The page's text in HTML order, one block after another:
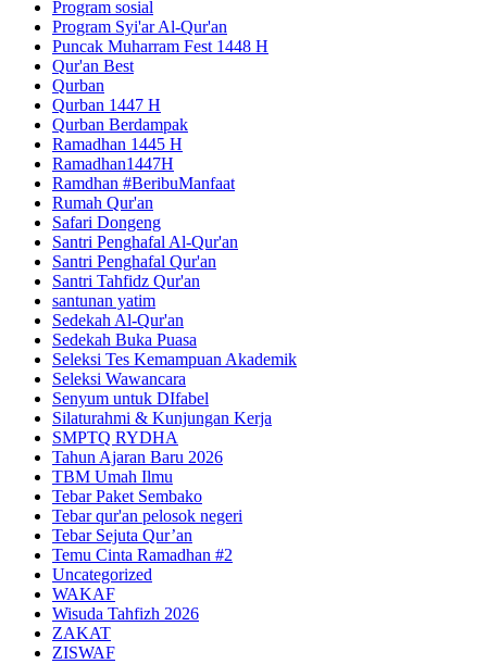
Program sosial
Program Syi'ar Al-Qur'an
Puncak Muharram Fest 1448 H
Qur'an Best
Qurban
Qurban 1447 H
Qurban Berdampak
Ramadhan 1445 H
Ramadhan1447H
Ramdhan #BeribuManfaat
Rumah Qur'an
Safari Dongeng
Santri Penghafal Al-Qur'an
Santri Penghafal Qur'an
Santri Tahfidz Qur'an
santunan yatim
Sedekah Al-Qur'an
Sedekah Buka Puasa
Seleksi Tes Kemampuan Akademik
Seleksi Wawancara
Senyum untuk DIfabel
Silaturahmi & Kunjungan Kerja
SMPTQ RYDHA
Tahun Ajaran Baru 2026
TBM Umah Ilmu
Tebar Paket Sembako
Tebar qur'an pelosok negeri
Tebar Sejuta Qur’an
Temu Cinta Ramadhan #2
Uncategorized
WAKAF
Wisuda Tahfizh 2026
ZAKAT
ZISWAF